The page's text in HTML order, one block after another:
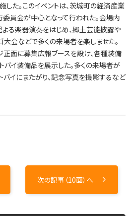
した。このイベントは、茨城町の経済産業
員会が中心となって行われた。会場内
る楽器演奏をはじめ、郷土芸能披露や
大会などで多くの来場者を楽しませた。
面に募集広報ブースを設け、各種装備
イ装備品を展示した。多くの来場者が
イにまたがり、記念写真を撮影するなど
次の記事（10面）へ